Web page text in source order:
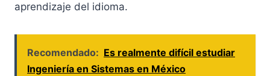
aprendizaje del idioma.
Recomendado: Es realmente difícil estudiar
Ingeniería en Sistemas en México